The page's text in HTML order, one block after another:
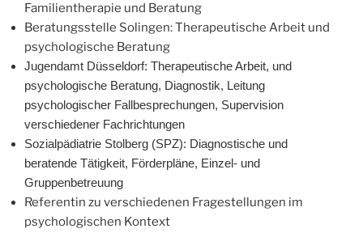
Familientherapie und Beratung
Beratungsstelle Solingen: Therapeutische Arbeit und
psychologische Beratung
Jugendamt Düsseldorf: Therapeutische Arbeit, und
psychologische Beratung, Diagnostik, Leitung
psychologischer Fallbesprechungen, Supervision
verschiedener Fachrichtungen
Sozialpädiatrie Stolberg (SPZ): Diagnostische und
beratende Tätigkeit, Förderpläne, Einzel- und
Gruppenbetreuung
Referentin zu verschiedenen Fragestellungen im
psychologischen Kontext